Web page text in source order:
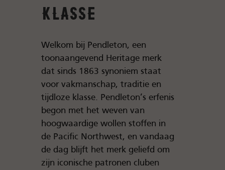
Klasse
Welkom bij Pendleton, een
toonaangevend Heritage merk
dat sinds 1863 synoniem staat
voor vakmanschap, traditie en
tijdloze klasse. Pendleton’s erfenis
begon met het weven van
hoogwaardige wollen stoffen in
de Pacific Northwest, en vandaag
de dag blijft het merk geliefd om
zijn iconische patronen cluben